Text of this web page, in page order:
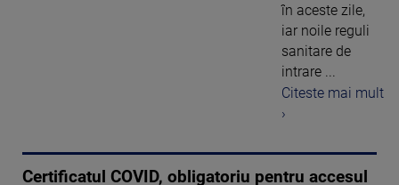
în aceste zile,
iar noile reguli
sanitare de
intrare ...
Citeste mai mult
›
Certificatul COVID, obligatoriu pentru accesul